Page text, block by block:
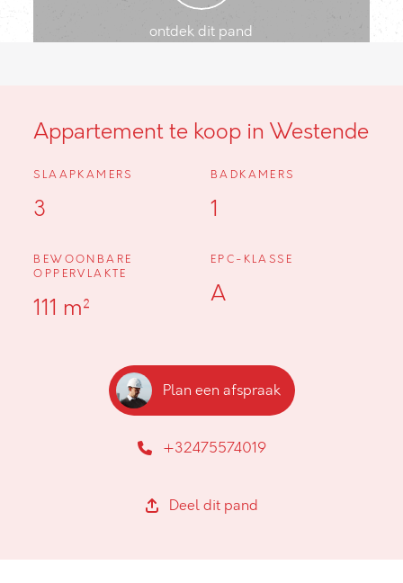
ontdek dit pand
Appartement te koop in Westende
SLAAPKAMERS
3
BADKAMERS
1
BEWOONBARE
OPPERVLAKTE
111 m²
EPC-KLASSE
A
Plan een afspraak
+32475574019
Deel dit pand